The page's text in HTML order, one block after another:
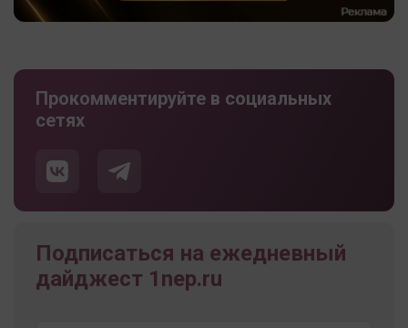
Прокомментируйте в социальных
сетях
Подписаться на ежедневный
дайджест 1nep.ru